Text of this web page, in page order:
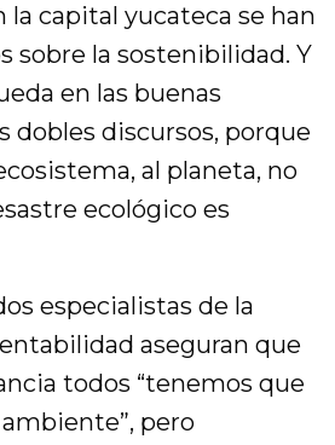
capital yucateca se han
sobre la sostenibilidad. Y
en las buenas
dobles discursos, porque
al planeta, no
ecológico es
especialistas de la
aseguran que
todos “tenemos que
pero